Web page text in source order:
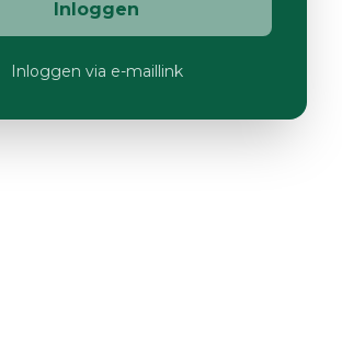
Inloggen
Inloggen via e-maillink